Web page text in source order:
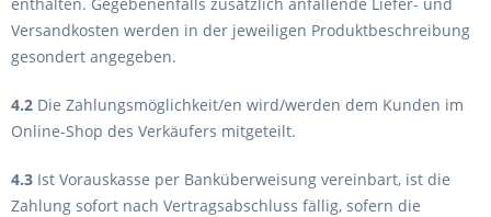
Versandkosten werden in der jeweiligen Produktbeschreibung
gesondert angegeben.
4.2 Die Zahlungsmöglichkeit/en wird/werden dem Kunden im
Online-Shop des Verkäufers mitgeteilt.
4.3 Ist Vorauskasse per Banküberweisung vereinbart, ist die
Zahlung sofort nach Vertragsabschluss fällig, sofern die